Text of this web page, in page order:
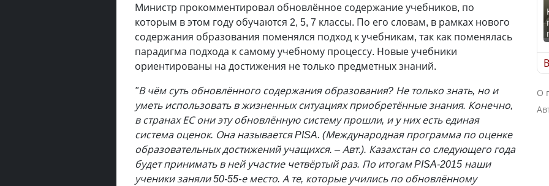
Министр прокомментировал обновлённое содержание учебников, по
которым в этом году обучаются 2, 5, 7 классы. По его словам, в рамках нового
содержания образования поменялся подход к учебникам, так как поменялась
парадигма подхода к самому учебному процессу. Новые учебники
ориентированы на достижения не только предметных знаний.
"В чём суть обновлённого содержания образования? Не только знать, но и
уметь использовать в жизненных ситуациях приобретённые знания. Конечно,
в странах ЕС они эту обновлённую систему прошли, и у них есть единая
система оценок. Она называется PISA. (Международная программа по оценке
образовательных достижений учащихся. – Авт.). Казахстан со следующего года
будет принимать в ней участие четвёртый раз. По итогам PISA-2015 наши
ученики заняли 50-55-е место. А те, которые учились по обновлённому
О